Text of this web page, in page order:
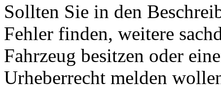
Sollten Sie in den
Fehler finden, weitere
Fahrzeug besitzen oder
Urheberrecht melden